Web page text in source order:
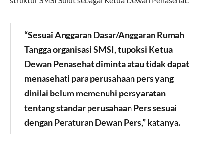
“Sesuai Anggaran Dasar/Anggaran Rumah
Tangga organisasi SMSI, tupoksi Ketua
Dewan Penasehat diminta atau tidak dapat
menasehati para perusahaan pers yang
dinilai belum memenuhi persyaratan
tentang standar perusahaan Pers sesuai
dengan Peraturan Dewan Pers,” katanya.